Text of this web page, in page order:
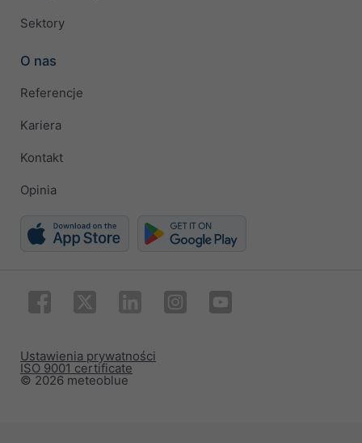
Sektory
O nas
Referencje
Kariera
Kontakt
Opinia
© 2026 meteoblue
ISO 9001 certificate
Ustawienia prywatności